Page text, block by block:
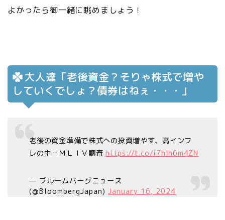
よかったら御一緒に眺めましょう！
大人達「老後資金？そりゃ株式で増や
していくでしょ？債券はねぇ・・・」
老後の資金準備で株式への投資増やす、高インフ
レの中－ＭＬＩＶ調査 https://t.co/i7hIh6m4ZN
— ブルームバーグニュース
(@BloombergJapan)January 16, 2024